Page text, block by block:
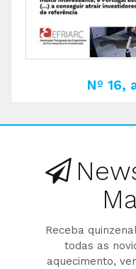
Nº 16,
Receba
todas as
aquecimento,